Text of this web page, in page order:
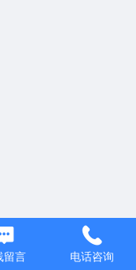
留言 电话咨询